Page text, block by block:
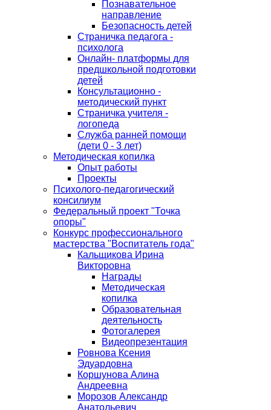
Познавательное
направление
Безопасность детей
Страничка педагога -
психолога
Онлайн- платформы для
предшкольной подготовки
детей
Консультационно -
методический пункт
Страничка учителя -
логопеда
Служба ранней помощи
(дети 0 - 3 лет)
Методическая копилка
Опыт работы
Проекты
Психолого-педагогический
консилиум
Федеральный проект "Точка
опоры"
Конкурс профессионального
мастерства "Воспитатель года"
Кальщикова Ирина
Викторовна
Награды
Методическая
копилка
Образовательная
деятельность
Фотогалерея
Видеопрезентация
Ровнова Ксения
Эдуардовна
Коршунова Алина
Андреевна
Морозов Александр
Анатольевич